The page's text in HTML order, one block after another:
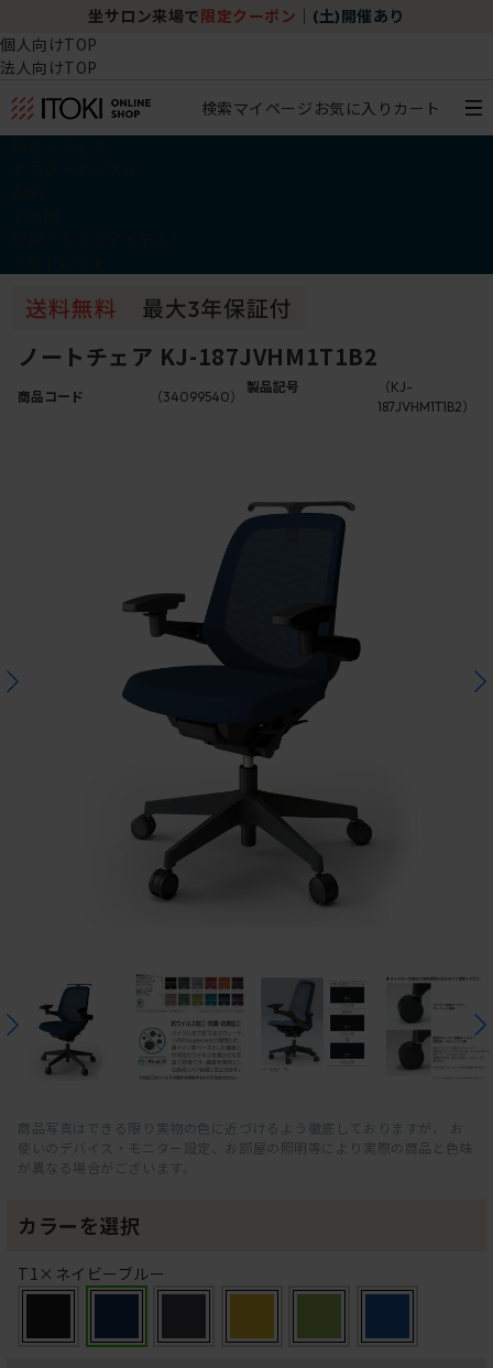
坐サロン来場で 限定クーポン (土)開催あり
個人向けTOP
法人向けTOP
検索マイページ お気に入り カート
ノートチェア KJ-187JVHM1T1B2
商品コード （34099540）
製品記号
（KJ-
187JVHM1T1B2）
商品写真はできる限り実物の色に近づけるよう徹底しておりますが、 お
使いのデバイス・モニター設定、お部屋の照明等により実際の商品と色味
が異なる場合がございます。
カラーを選択
T1×ネイビーブルー